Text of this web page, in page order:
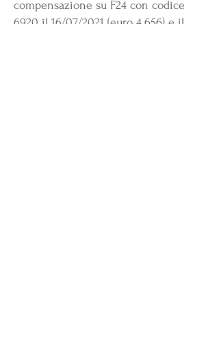
compensazione su F24 con codice
6920 il 16/07/2021 (euro 4.656) e il